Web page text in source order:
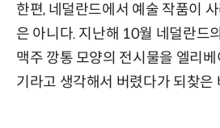
한편, 네덜란드에서 예술 작품이
은 아니다. 지난해 10월 네덜란드
맥주 깡통 모양의 전시물을 엘리베
기라고 생각해서 버렸다가 되찾은